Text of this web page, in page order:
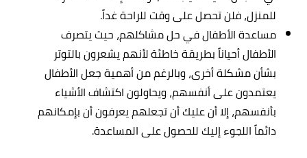
للمنزل، فلن تحصل على وقت للراحة غداً.
مساعدة الأطفال في حل مشاكلهم، حيث يتصرف
الأطفال أحياناً بطريقة خاطئة لأنهم يشعرون بالتوتر
بشأن مشكلة أخرى، وبالرغم من أهمية جعل الأطفال
يعتمدون على أنفسهم، ويحاولون اكتشاف الأشياء
بأنفسهم، إلا أن عليك أن تجعلهم يعرفون أن بإمكانهم
دائماً اللجوء إليك للحصول على المساعدة.